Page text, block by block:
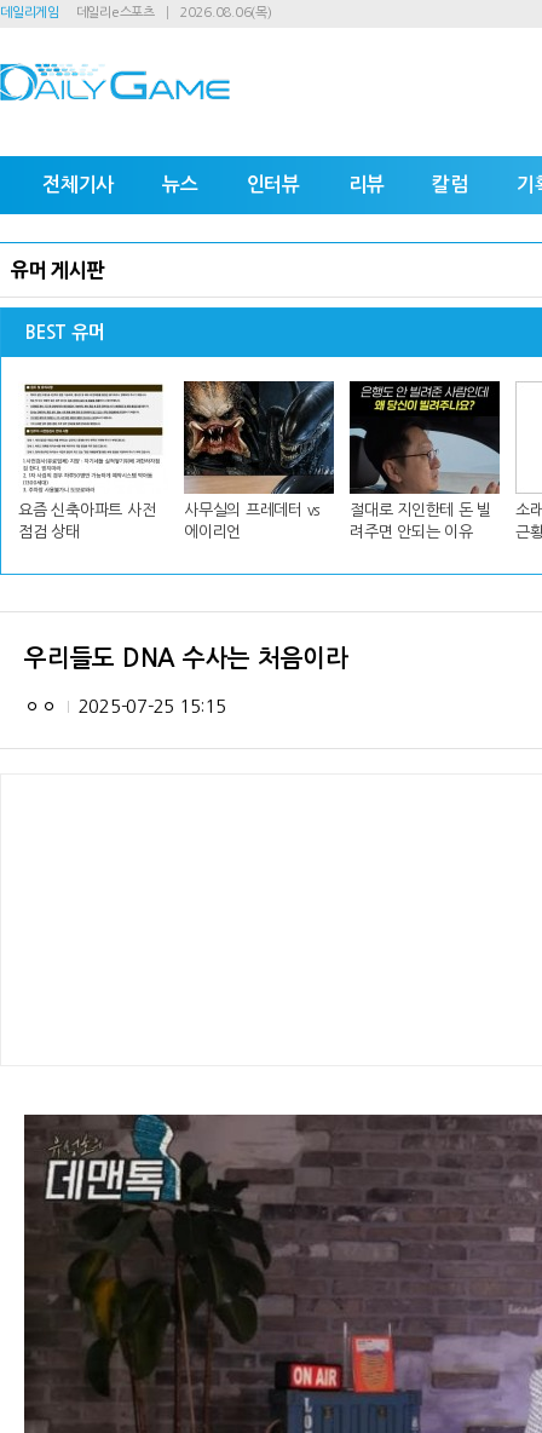
데일리게임 데일리e스포츠 2026.08.06(목)
전체기사 뉴스 인터뷰 리뷰 칼럼 기
유머 게시판
BEST 유머
요즘 신축아파트 사전
점검 상태
사무실의 프레데터 vs
에이리언
절대로 지인한테 돈 빌
려주면 안되는 이유
소
근
우리들도 DNA 수사는 처음이라
ㅇㅇ 2025-07-25 15:15